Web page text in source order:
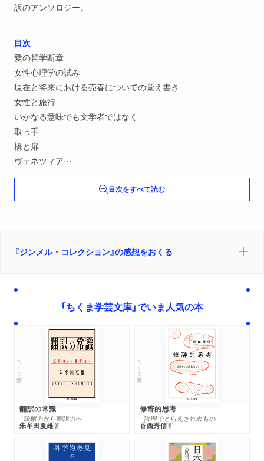
訳のアンソロジー。
目次
愛の哲学断章
女性心理学の試み
現在と将来における売春についての覚え書き
女性と旅行
いかなる意味でも文学者ではなく
取っ手
橋と扉
ヴェネツィア
額縁―ひとつの美学的試み
目次をすべて読む
『ジンメル・コレクション』の感想をおくる
「ちくま学芸文庫」でいま人気の本
ちくま学芸文庫
翻訳の常識
─読解力から翻訳力へ
朱牟田夏雄著
ちくま学芸文庫
修辞的思考
─論理でとらえきれぬもの
香西秀信著